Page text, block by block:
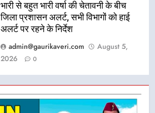
भारी से बहुत भारी वर्षा की चेतावनी के बीच
जिला प्रशासन अलर्ट, सभी विभागों को हाई
अलर्ट पर रहने के निर्देश
admin@gaurikaveri.com
August 5,
2026
0